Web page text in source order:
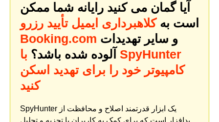
آیا گمان می کنید رایانه شما ممکن
است بهکلاهبرداری ایمیل تأیید رزرو
Booking.com
آلوده شده باشد؟ با SpyHunter
کامپیوتر خود را برای تهدید اسکن
کنید
SpyHunter یک ابزار قدرتمند اصلاح و محافظت از